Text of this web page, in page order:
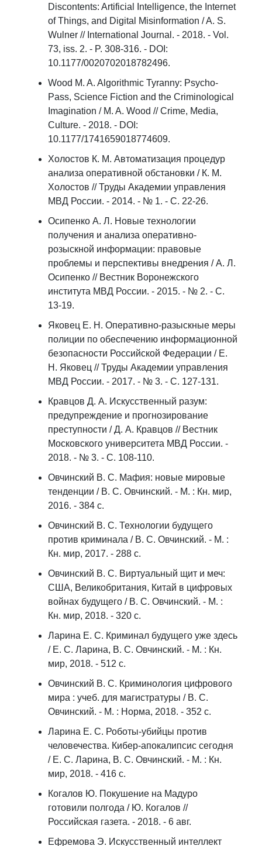
Discontents: Artificial Intelligence, the Internet
of Things, and Digital Misinformation / A. S.
Wulner // International Journal. - 2018. - Vol.
73, iss. 2. - P. 308-316. - DOI:
10.1177/0020702018782496.
Wood M. A. Algorithmic Tyranny: Psycho-
Pass, Science Fiction and the Criminological
Imagination / M. A. Wood // Crime, Media,
Culture. - 2018. - DOI:
10.1177/1741659018774609.
Холостов К. М. Автоматизация процедур
анализа оперативной обстановки / К. М.
Холостов // Труды Академии управления
МВД России. - 2014. - № 1. - С. 22-26.
Осипенко А. Л. Новые технологии
получения и анализа оперативно-
розыскной информации: правовые
проблемы и перспективы внедрения / А. Л.
Осипенко // Вестник Воронежского
института МВД России. - 2015. - № 2. - С.
13-19.
Яковец Е. Н. Оперативно-разыскные меры
полиции по обеспечению информационной
безопасности Российской Федерации / Е.
Н. Яковец // Труды Академии управления
МВД России. - 2017. - № 3. - С. 127-131.
Кравцов Д. А. Искусственный разум:
предупреждение и прогнозирование
преступности / Д. А. Кравцов // Вестник
Московского университета МВД России. -
2018. - № 3. - С. 108-110.
Овчинский В. С. Мафия: новые мировые
тенденции / В. С. Овчинский. - М. : Кн. мир,
2016. - 384 с.
Овчинский В. С. Технологии будущего
против криминала / В. С. Овчинский. - М. :
Кн. мир, 2017. - 288 с.
Овчинский В. С. Виртуальный щит и меч:
США, Великобритания, Китай в цифровых
войнах будущего / В. С. Овчинский. - М. :
Кн. мир, 2018. - 320 с.
Ларина Е. С. Криминал будущего уже здесь
/ Е. С. Ларина, В. С. Овчинский. - М. : Кн.
мир, 2018. - 512 с.
Овчинский В. С. Криминология цифрового
мира : учеб. для магистратуры / В. С.
Овчинский. - М. : Норма, 2018. - 352 с.
Ларина Е. С. Роботы-убийцы против
человечества. Кибер-апокалипсис сегодня
/ Е. С. Ларина, В. С. Овчинский. - М. : Кн.
мир, 2018. - 416 с.
Когалов Ю. Покушение на Мадуро
готовили полгода / Ю. Когалов //
Российская газета. - 2018. - 6 авг.
Ефремова Э. Искусственный интеллект